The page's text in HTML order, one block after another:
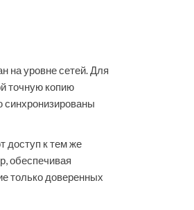
на уровне сетей. Для
точную копию
синхронизированы
доступ к тем же
обеспечивая
только доверенных